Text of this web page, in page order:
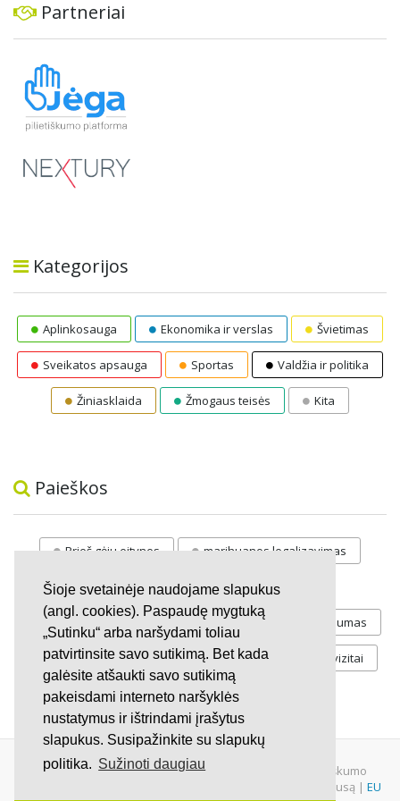
Šioje svetainėje naudojame slapukus
(angl. cookies). Paspaudę mygtuką
„Sutinku“ arba naršydami toliau
patvirtinsite savo sutikimą. Bet kada
galėsite atšaukti savo sutikimą
pakeisdami interneto naršyklės
nustatymus ir ištrindami įrašytus
slapukus. Susipažinkite su slapukų
politika. Sužinoti daugiau
Partneriai
Kategorijos
Aplinkosauga Ekonomika ir verslas Švietimas
Sveikatos apsauga Sportas Valdžia ir politika
Žiniasklaida Žmogaus teisės Kita
Paieškos
Prieš gėju eitynes marihuanos legalizavimas
STOP vaiku atemimas
Pilnos moksleivių vasaros atostogos referendumas
Keliu jaunystės Valandos Rekvizitai
Investicijos
© 2007 - 2026 Ne pelno siekianti organizacija VŠĮ "Pilietiškumo
platformos" į.k. 305719586. Įstaiga turi paramos gavėjo statusą | EU